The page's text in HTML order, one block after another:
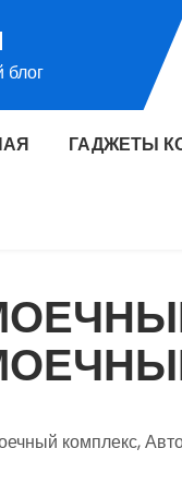
ГАДЖЕТЫ
комплекс,